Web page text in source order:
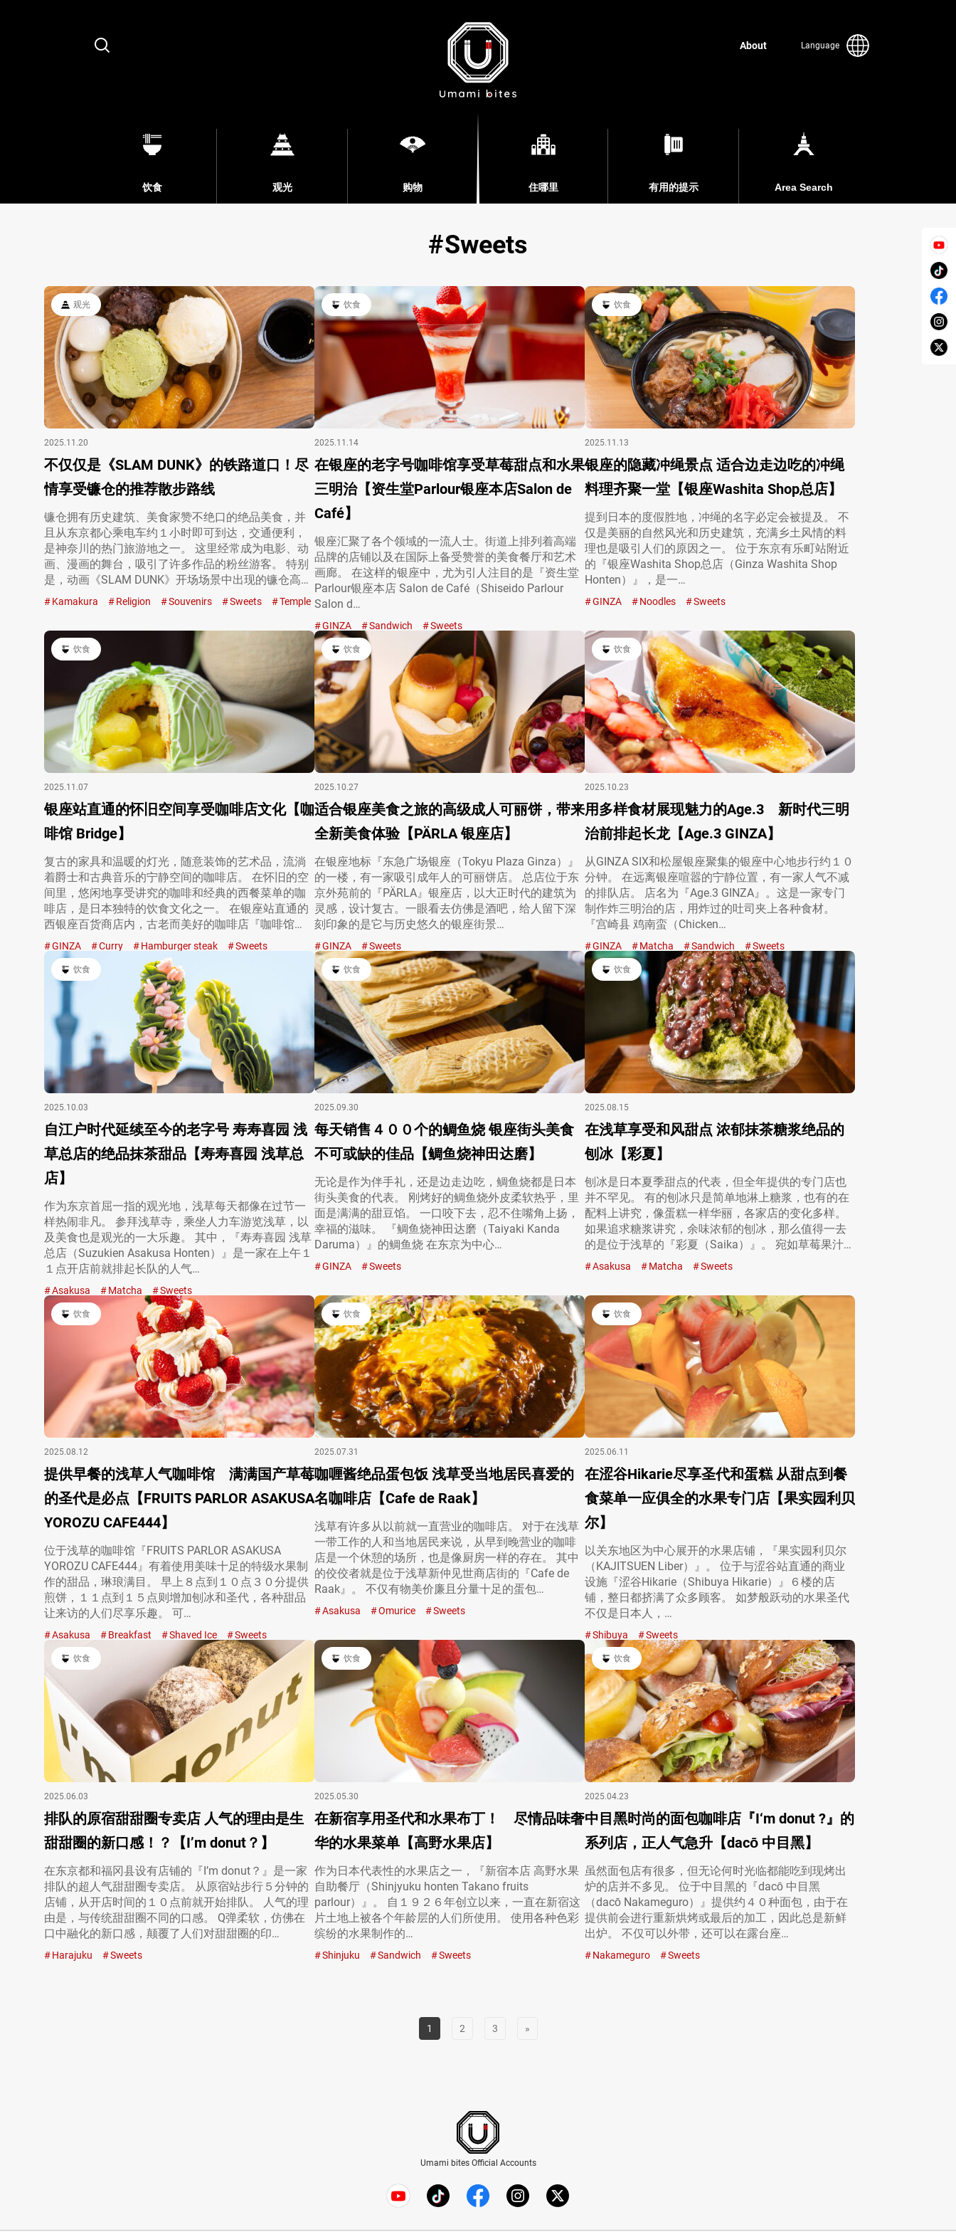
Search
About Language
饮食 观光 购物 住哪里 有用的提示 Area Search
Sweets
观光
2025.11.20
不仅仅是《SLAM DUNK》的铁路道口！尽
情享受镰仓的推荐散步路线
镰仓拥有历史建筑、美食家赞不绝口的绝品美食，并
且从东京都心乘电车约１小时即可到达，交通便利，
是神奈川的热门旅游地之一。 这里经常成为电影、动
画、漫画的舞台，吸引了许多作品的粉丝游客。 特别
是，动画《SLAM DUNK》开场场景中出现的镰仓高…
Kamakura Religion Souvenirs Sweets Temple
饮食
2025.11.14
在银座的老字号咖啡馆享受草莓甜点和水果
三明治【资生堂Parlour银座本店Salon de
Café】
银座汇聚了各个领域的一流人士。街道上排列着高端
品牌的店铺以及在国际上备受赞誉的美食餐厅和艺术
画廊。 在这样的银座中，尤为引人注目的是『资生堂
Parlour银座本店 Salon de Café（Shiseido Parlour
Salon d…
GINZA Sandwich Sweets
饮食
2025.11.13
银座的隐藏冲绳景点 适合边走边吃的冲绳
料理齐聚一堂【银座Washita Shop总店】
提到日本的度假胜地，冲绳的名字必定会被提及。 不
仅是美丽的自然风光和历史建筑，充满乡土风情的料
理也是吸引人们的原因之一。 位于东京有乐町站附近
的『银座Washita Shop总店（Ginza Washita Shop
Honten）』，是一…
GINZA Noodles Sweets
饮食
2025.11.07
银座站直通的怀旧空间享受咖啡店文化【咖
啡馆 Bridge】
复古的家具和温暖的灯光，随意装饰的艺术品，流淌
着爵士和古典音乐的宁静空间的咖啡店。 在怀旧的空
间里，悠闲地享受讲究的咖啡和经典的西餐菜单的咖
啡店，是日本独特的饮食文化之一。 在银座站直通的
西银座百货商店内，古老而美好的咖啡店『咖啡馆
Bri…
GINZA Curry Hamburger steak Sweets
饮食
2025.10.27
适合银座美食之旅的高级成人可丽饼，带来
全新美食体验【PÄRLA 银座店】
在银座地标『东急广场银座（Tokyu Plaza Ginza）』
的一楼，有一家吸引成年人的可丽饼店。 总店位于东
京外苑前的『PÄRLA』银座店，以大正时代的建筑为
灵感，设计复古。一眼看去仿佛是酒吧，给人留下深
刻印象的是它与历史悠久的银座街景…
GINZA Sweets
饮食
2025.10.23
用多样食材展现魅力的Age.3 新时代三明
治前排起长龙【Age.3 GINZA】
从GINZA SIX和松屋银座聚集的银座中心地步行约１０
分钟。 在远离银座喧嚣的宁静位置，有一家人气不减
的排队店。 店名为『Age.3 GINZA』。这是一家专门
制作炸三明治的店，用炸过的吐司夹上各种食材。
『宫崎县 鸡南蛮（Chicken…
GINZA Matcha Sandwich Sweets
饮食
2025.10.03
自江户时代延续至今的老字号 寿寿喜园 浅
草总店的绝品抹茶甜品【寿寿喜园 浅草总
店】
作为东京首屈一指的观光地，浅草每天都像在过节一
样热闹非凡。 参拜浅草寺，乘坐人力车游览浅草，以
及美食也是观光的一大乐趣。 其中，『寿寿喜园 浅草
总店（Suzukien Asakusa Honten）』是一家在上午１
１点开店前就排起长队的人气…
Asakusa Matcha Sweets
饮食
2025.09.30
每天销售４００个的鲷鱼烧 银座街头美食
不可或缺的佳品【鲷鱼烧神田达磨】
无论是作为伴手礼，还是边走边吃，鲷鱼烧都是日本
街头美食的代表。 刚烤好的鲷鱼烧外皮柔软热乎，里
面是满满的甜豆馅。 一口咬下去，忍不住嘴角上扬，
幸福的滋味。 『鲷鱼烧神田达磨（Taiyaki Kanda
Daruma）』的鲷鱼烧 在东京为中心…
GINZA Sweets
饮食
2025.08.15
在浅草享受和风甜点 浓郁抹茶糖浆绝品的
刨冰【彩夏】
刨冰是日本夏季甜点的代表，但全年提供的专门店也
并不罕见。 有的刨冰只是简单地淋上糖浆，也有的在
配料上讲究，像蛋糕一样华丽，各家店的变化多样。
如果追求糖浆讲究，余味浓郁的刨冰，那么值得一去
的是位于浅草的『彩夏（Saika）』。 宛如草莓果汁…
Asakusa Matcha Sweets
饮食
2025.08.12
提供早餐的浅草人气咖啡馆 满满国产草莓
的圣代是必点【FRUITS PARLOR ASAKUSA
YOROZU CAFE444】
位于浅草的咖啡馆『FRUITS PARLOR ASAKUSA
YOROZU CAFE444』有着使用美味十足的特级水果制
作的甜品，琳琅满目。 早上８点到１０点３０分提供
煎饼，１１点到１５点则增加刨冰和圣代，各种甜品
让来访的人们尽享乐趣。 可…
Asakusa Breakfast Shaved Ice Sweets
饮食
2025.07.31
咖喱酱绝品蛋包饭 浅草受当地居民喜爱的
名咖啡店【Cafe de Raak】
浅草有许多从以前就一直营业的咖啡店。 对于在浅草
一带工作的人和当地居民来说，从早到晚营业的咖啡
店是一个休憩的场所，也是像厨房一样的存在。 其中
的佼佼者就是位于浅草新仲见世商店街的『Cafe de
Raak』。 不仅有物美价廉且分量十足的蛋包…
Asakusa Omurice Sweets
饮食
2025.06.11
在涩谷Hikarie尽享圣代和蛋糕 从甜点到餐
食菜单一应俱全的水果专门店【果实园利贝
尔】
以关东地区为中心展开的水果店铺，『果实园利贝尔
（KAJITSUEN Liber）』。 位于与涩谷站直通的商业
设施『涩谷Hikarie（Shibuya Hikarie）』６楼的店
铺，整日都挤满了众多顾客。 如梦般跃动的水果圣代
不仅是日本人，…
Shibuya Sweets
饮食
2025.06.03
排队的原宿甜甜圈专卖店 人气的理由是生
甜甜圈的新口感！？【I’m donut？】
在东京都和福冈县设有店铺的『I’m donut？』是一家
排队的超人气甜甜圈专卖店。 从原宿站步行５分钟的
店铺，从开店时间的１０点前就开始排队。 人气的理
由是，与传统甜甜圈不同的口感。 Q弹柔软，仿佛在
口中融化的新口感，颠覆了人们对甜甜圈的印…
Harajuku Sweets
饮食
2025.05.30
在新宿享用圣代和水果布丁！ 尽情品味奢
华的水果菜单【高野水果店】
作为日本代表性的水果店之一，『新宿本店 高野水果
自助餐厅（Shinjyuku honten Takano fruits
parlour）』。 自１９２６年创立以来，一直在新宿这
片土地上被各个年龄层的人们所使用。 使用各种色彩
缤纷的水果制作的…
Shinjuku Sandwich Sweets
饮食
2025.04.23
中目黑时尚的面包咖啡店『I‘m donut ?』的
系列店，正人气急升【dacō 中目黑】
虽然面包店有很多，但无论何时光临都能吃到现烤出
炉的店并不多见。 位于中目黑的『dacō 中目黑
（dacō Nakameguro）』提供约４０种面包，由于在
提供前会进行重新烘烤或最后的加工，因此总是新鲜
出炉。 不仅可以外带，还可以在露台座…
Nakameguro Sweets
1 2 3 »
Umami bites Official Accounts